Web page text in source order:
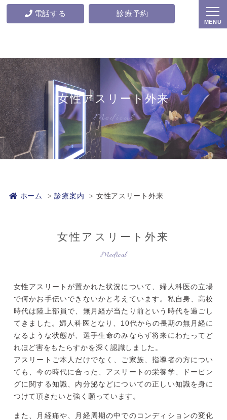
電話する 診療予約
女性アスリート外来
Medical
ホーム 診療案内 女性アスリート外来
女性アスリート外来
Medical
女性アスリートが置かれた状況について、婦人科医の立場
で何かお手伝いできないかと考えています。私自身、高校
時代は陸上部員で、無月経が当たり前という時代を過ごし
てきました。婦人科医となり、10代からの長期の無月経に
なるような状態が、選手生命のみならず将来にわたってど
れほど害をもたらすかを深く認識しました。
アスリートご本人だけでなく、ご家族、指導者の方につい
ても、今の時代に合った、アスリートの栄養学、ドーピン
グに関する知識、内分泌などについての正しい知識を身に
つけて頂きたいと強く願っています。
また、月経痛や、月経周期の中でのコンディションの変化